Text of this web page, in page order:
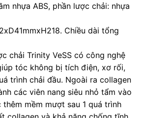
nhựa ABS, phần lược chải: nhựa
Chiều dài tổng
chải Trinity VeSS có công nghệ
tóc không bị tích điện, xơ rối,
trình chải đầu. Ngoài ra collagen
các viên nang siêu nhỏ tẩm vào
mềm mượt sau 1 quá trình